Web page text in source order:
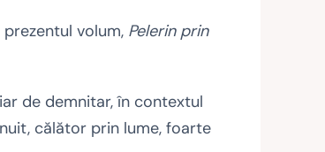
prezentul volum,Pelerin prin
de demnitar, în contextul
călător prin lume, foarte